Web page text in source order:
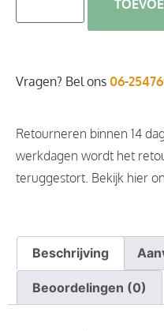
Vragen? Bel ons 06-
Retourneren binnen 14
werkdagen wordt het
teruggestort. Bekijk hier
Beschrijving
Beoordelingen (0)